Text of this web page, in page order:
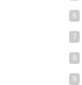
6
7
8
9